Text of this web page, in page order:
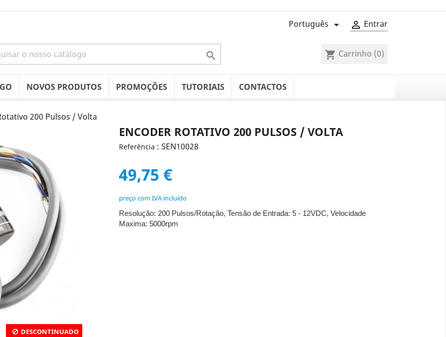
 Entrar
Português 
 shopping_cart Carrinho (0)
NOVOS PRODUTOS PROMOÇÕES TUTORIAIS CONTACTOS
200 Pulsos / Volta
DESCONTINUADO
ENCODER ROTATIVO 200 PULSOS / VOLTA
Referência : SEN10028
49,75 €
preço com IVA incluído
Resolução: 200 Pulsos/Rotação, Tensão de Entrada: 5 - 12VDC, Velocidade
Maxima: 5000rpm